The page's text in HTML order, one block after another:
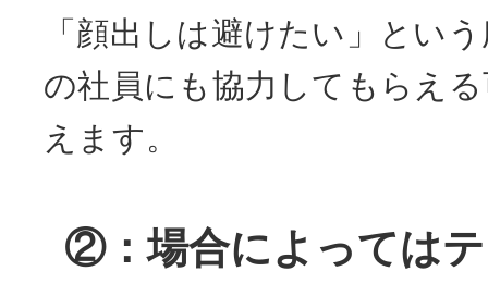
「顔出しは避けたい」とい
の社員にも協力してもらえ
えます。
②：場合によっては